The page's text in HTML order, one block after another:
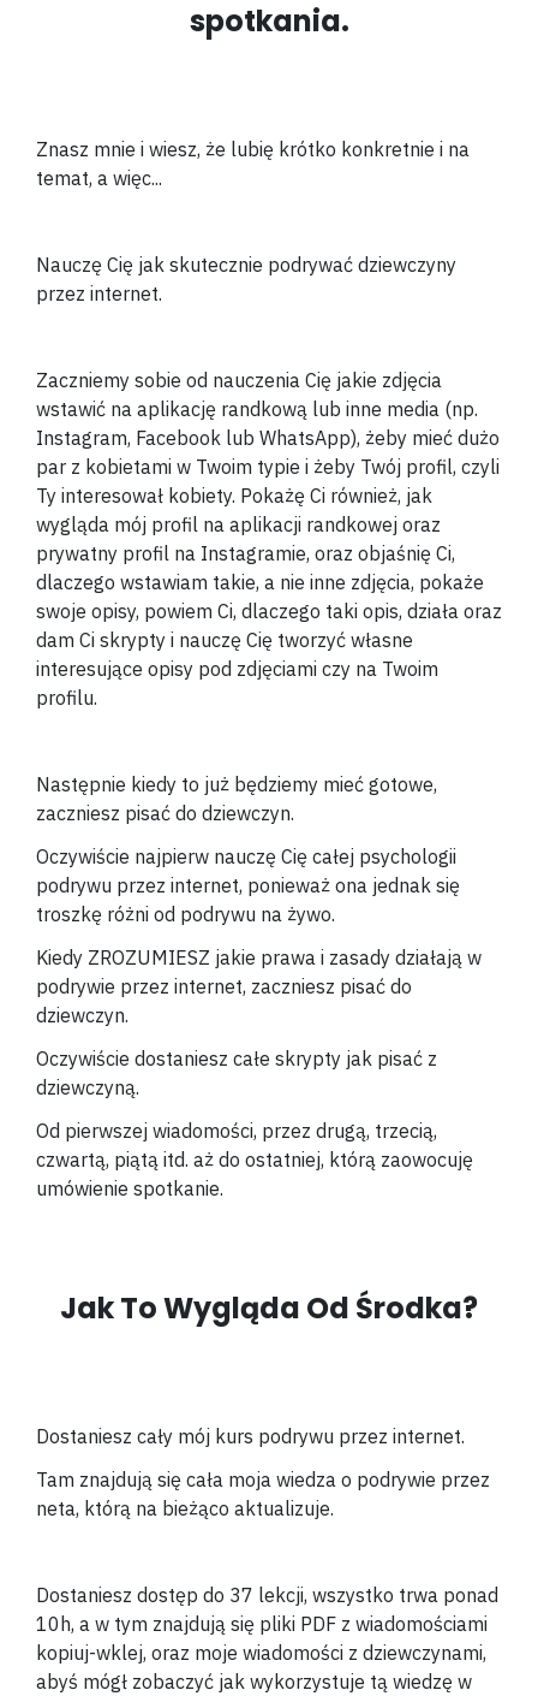
spotkania.
Znasz mnie i wiesz, że lubię krótko konkretnie i na
temat, a więc...
Nauczę Cię jak skutecznie podrywać dziewczyny
przez internet.
Zaczniemy sobie od nauczenia Cię jakie zdjęcia
wstawić na aplikację randkową lub inne media (np.
Instagram, Facebook lub WhatsApp), żeby mieć dużo
par z kobietami w Twoim typie i żeby Twój profil, czyli
Ty interesował kobiety. Pokażę Ci również, jak
wygląda mój profil na aplikacji randkowej oraz
prywatny profil na Instagramie, oraz objaśnię Ci,
dlaczego wstawiam takie, a nie inne zdjęcia, pokaże
swoje opisy, powiem Ci, dlaczego taki opis, działa oraz
dam Ci skrypty i nauczę Cię tworzyć własne
interesujące opisy pod zdjęciami czy na Twoim
profilu.
Następnie kiedy to już będziemy mieć gotowe,
zaczniesz pisać do dziewczyn.
Oczywiście najpierw nauczę Cię całej psychologii
podrywu przez internet, ponieważ ona jednak się
troszkę różni od podrywu na żywo.
Kiedy ZROZUMIESZ jakie prawa i zasady działają w
podrywie przez internet, zaczniesz pisać do
dziewczyn.
Oczywiście dostaniesz całe skrypty jak pisać z
dziewczyną.
Od pierwszej wiadomości, przez drugą, trzecią,
czwartą, piątą itd. aż do ostatniej, którą zaowocuję
umówienie spotkanie.
Jak To Wygląda Od Środka?
Dostaniesz cały mój kurs podrywu przez internet.
Tam znajdują się cała moja wiedza o podrywie przez
neta, którą na bieżąco aktualizuje.
Dostaniesz dostęp do 37 lekcji, wszystko trwa ponad
10h, a w tym znajdują się pliki PDF z wiadomościami
kopiuj-wklej, oraz moje wiadomości z dziewczynami,
abyś mógł zobaczyć jak wykorzystuje tą wiedzę w